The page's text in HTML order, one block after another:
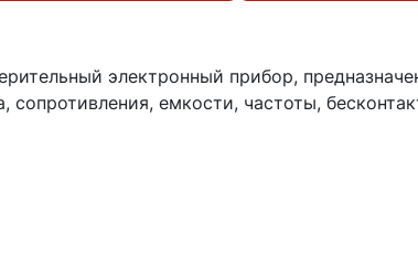
электронный прибор,
сопротивления, емкости, частоты,